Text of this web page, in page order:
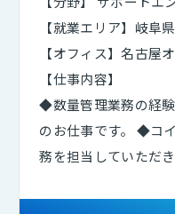
【就業エリア】岐阜
【オフィス】名古屋
【仕事内容】
◆数量管理業務の経
のお仕事です。 ◆コ
務を担当していただき